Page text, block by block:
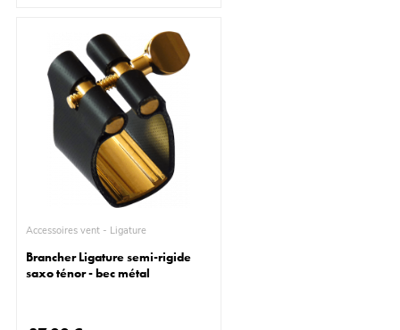
Accessoires vent - Ligature
Brancher Ligature semi-rigide
saxo ténor - bec métal